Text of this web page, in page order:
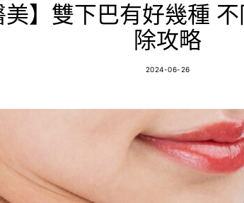
美】雙下巴有好幾種
除攻略
2024-06-26